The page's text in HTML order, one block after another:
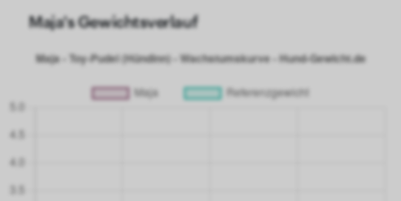
Maja's Gewichtsverlauf